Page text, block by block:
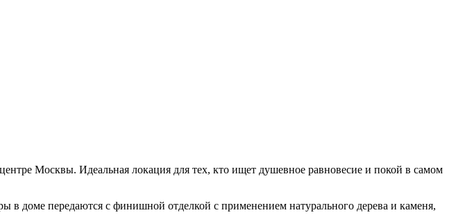
Москвы. Идеальная локация для тех, кто ищет душевное равновесие и покой в самом
доме передаются с финишной отделкой с применением натурального дерева и каменя,